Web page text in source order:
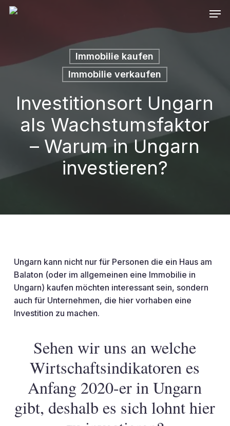
Skip
Immobilie kaufen
Immobilie verkaufen
Investitionsort Ungarn
als Wachstumsfaktor
– Warum in Ungarn
investieren?
Ungarn kann nicht nur für Personen die ein Haus am
Balaton (oder im allgemeinen eine Immobilie in
Ungarn) kaufen möchten interessant sein, sondern
auch für Unternehmen, die hier vorhaben eine
Investition zu machen.
Sehen wir uns an welche
Wirtschaftsindikatoren es
Anfang 2020-er in Ungarn
gibt, deshalb es sich lohnt hier